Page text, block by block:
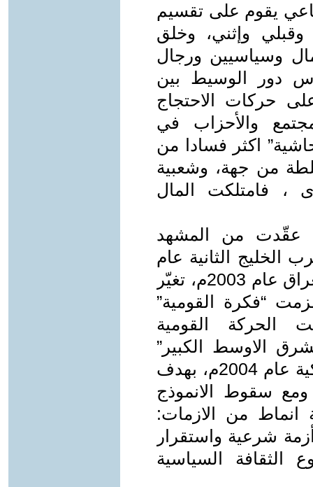
يقوم على تقسيم
وإثني، وخلق
وسياسيين ورجال
دور الوسيط بين
حركات الاحتجاج
والأحزاب في
اكثر فسادا من
من جهة، وشعبية
فامتلكت المال
عقّدت من المشهد
الخليج الثانية عام
1990/1991م، وما تلاها من احتلال العراق عام 2003م، تغيّر
“فكرة القومية”
الحركة القومية
الاوسط الكبير”
الذي طرحته الولايات المتحدة الأمريكية عام 2004م، بهدف
سقوط الانموذج
انماط من الازمات:
شرعية واستقرار
الثقافة السياسية